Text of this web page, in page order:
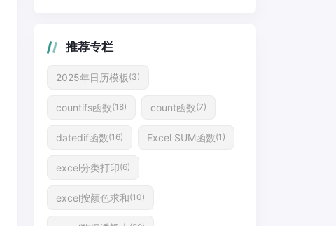
推荐专栏
2025年日历模板 (3)
countifs函数(18) count函数(7)
datedif函数(16) Excel SUM函数(1)
excel分类打印(6)
excel按颜色求和(10)